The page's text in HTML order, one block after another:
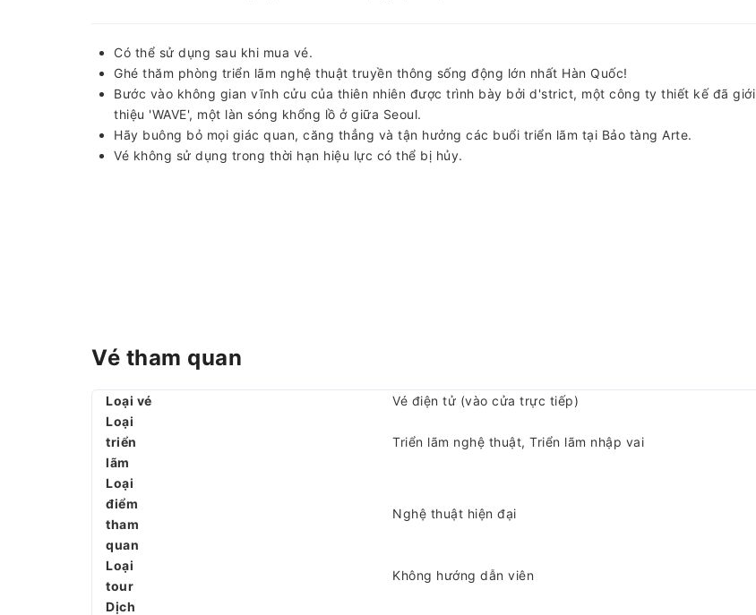
Có thể sử dụng sau khi mua vé.
Ghé thăm phòng triển lãm nghệ thuật truyền thông sống động lớn nhất Hàn Quốc!
Bước vào không gian vĩnh cửu của thiên nhiên được trình bày bởi d'strict, một công ty thiết kế đã giới
thiệu 'WAVE', một làn sóng khổng lồ ở giữa Seoul.
Hãy buông bỏ mọi giác quan, căng thẳng và tận hưởng các buổi triển lãm tại Bảo tàng Arte.
Vé không sử dụng trong thời hạn hiệu lực có thể bị hủy.
Vé tham quan
Loại vé
Vé điện tử (vào cửa trực tiếp)
Loại
triển
lãm
Triển lãm nghệ thuật, Triển lãm nhập vai
Loại
điểm
tham
quan
Nghệ thuật hiện đại
Loại
tour
Không hướng dẫn viên
Dịch